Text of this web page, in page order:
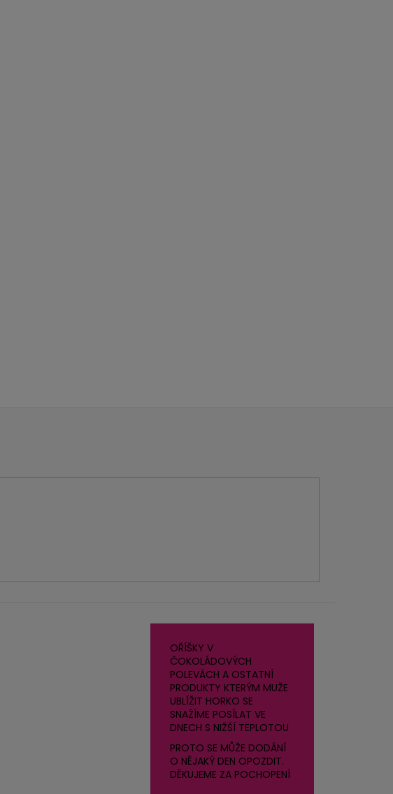
OŘÍŠKY V
ČOKOLÁDOVÝCH
POLEVÁCH A OSTATNÍ
PRODUKTY KTERÝM MUŽE
UBLÍŽIT HORKO SE
SNAŽÍME POSÍLAT VE
DNECH S NIŽŠÍ TEPLOTOU
PROTO SE MŮŽE DODÁNÍ
O NĚJAKÝ DEN OPOZDIT.
DĚKUJEME ZA POCHOPENÍ